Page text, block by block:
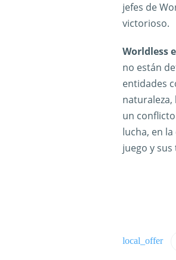
jefes de
victorioso.
Worldless
no están
entidades
naturaleza,
un
lucha, en
juego y